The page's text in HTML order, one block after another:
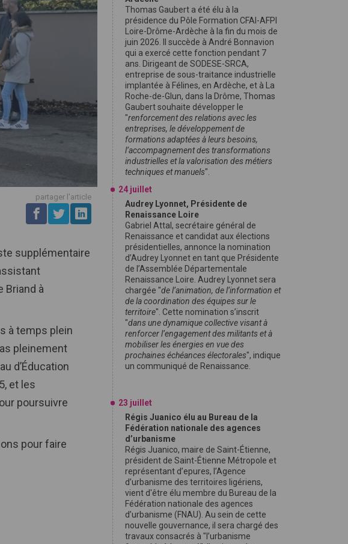
partager l'article
supplémentaire
Briand à
à temps plein
pleinement
d’Éducation
et les
poursuivre
pour faire
Thomas Gaubert a été élu à la
présidence du Pôle Formation CFAI-AFPI
Loire-Drôme-Ardèche à la fin du mois de
juin 2026. Il succède à André Bonnavion
qui a exercé cette fonction pendant 7
ans. Dirigeant de SODESE-SRCA,
entreprise de sous-traitance industrielle
implantée à Félines, en Ardèche, et à La
Roche-de-Glun, dans la Drôme, Thomas
Gaubert souhaite développer le
"renforcement des relations avec les
entreprises, le développement de
formations adaptées à leurs besoins,
l’accompagnement des transformations
industrielles et la valorisation des métiers
techniques et manuels".
24 juillet
Audrey Lyonnet, Présidente de
Renaissance Loire
Gabriel Attal, secrétaire général de
Renaissance et candidat aux élections
présidentielles, annonce la nomination
d’Audrey Lyonnet en tant que Présidente
de l’Assemblée Départementale
Renaissance Loire. Audrey Lyonnet sera
chargée "de l’animation, de l’information et
de la coordination des équipes sur le
territoire". Cette nomination s’inscrit
"dans une dynamique collective visant à
renforcer l’engagement des militants et à
mobiliser les énergies en vue des
prochaines échéances électorales", indique
un communiqué de Renaissance.
23 juillet
Régis Juanico élu au Bureau de la
Fédération nationale des agences
d’urbanisme
Régis Juanico, maire de Saint-Étienne,
président de Saint-Étienne Métropole et
représentant d’epures, l’Agence
d’urbanisme des territoires ligériens,
vient d'être élu membre du Bureau de la
Fédération nationale des agences
d’urbanisme (FNAU). Au sein de cette
nouvelle gouvernance, il sera chargé des
travaux consacrés à "l’urbanisme